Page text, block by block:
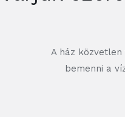
A ház
bemenni a